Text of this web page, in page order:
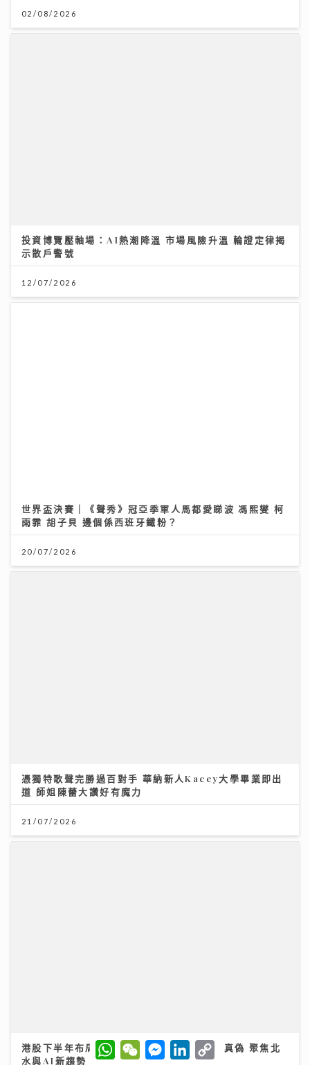
投資博覽壓軸場：AI熱潮降溫 市場風險升溫 輪證定律揭
示散戶警號
12/07/2026
20/07/2026
憑獨特歌聲完勝過百對手 華納新人Kacey大學畢業即出
道 師姐陳蕾大讚好有魔力
21/07/2026
港股下半年布局關鍵：專家拆解「七翻身」真偽 聚焦北
水與AI新趨勢
W
h
W
e
M
e
L